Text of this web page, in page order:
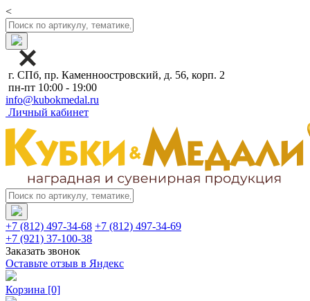
<
г. СПб, пр. Каменноостровский, д. 56, корп. 2
пн-пт 10:00 - 19:00
info@kubokmedal.ru
Личный кабинет
+7 (812) 497-34-68 +7 (812) 497-34-69
+7 (921) 37-100-38
Заказать звонок
Оставьте отзыв в Яндекс
Корзина [0]